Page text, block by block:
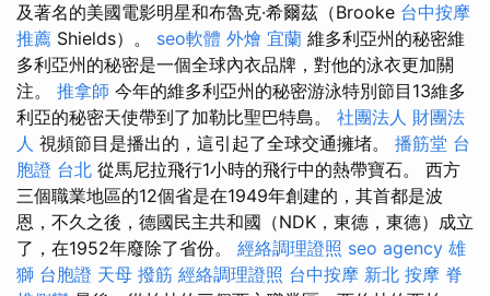
及著名的美國電影明星和布魯克·希爾茲（Brooke 台中按摩
推薦 Shields）。 seo軟體 外燴 宜蘭 維多利亞州的秘密維
多利亞州的秘密是一個全球內衣品牌，對他的泳衣更加關
注。 推拿師 今年的維多利亞州的秘密游泳特別節目13維多
利亞的秘密天使帶到了加勒比聖巴特島。 社團法人 財團法
人 視頻節目是播出的，這引起了全球交通擁堵。 播筋堂 台
胞證 台北 從馬尼拉飛行1小時的飛行中的熱帶寶石。 西方
三個職業地區的12個省是在1949年創建的，其首都是波
恩，不久之後，德國民主共和國（NDK，東德，東德）成立
了，在1952年廢除了省份。 經絡調理證照 seo agency 雄
獅 台胞證 天母 撥筋 經絡調理證照 台中按摩 新北 按摩 脊